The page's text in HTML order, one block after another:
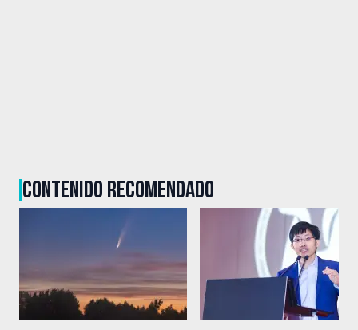
CONTENIDO RECOMENDADO